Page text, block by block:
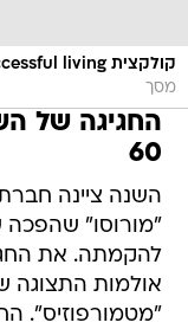
קולקצית Successful living של מורוסו ודיזל
מסך
החגיגה של
60
השנה ציינה
"מורוסו" שהפכה
להקמתה. את
אולמות התצוגה
"מטמורפוזיס".